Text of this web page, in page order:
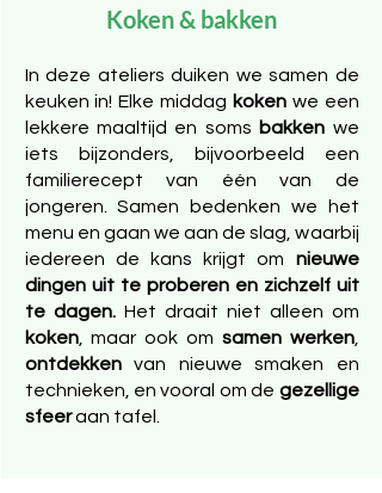
Koken & bakken
In deze ateliers duiken we samen de
keuken in! Elke middag kokenwe een
lekkere maaltijd en soms bakken we
iets bijzonders, bijvoorbeeld een
familierecept van één van de
jongeren. Samen bedenken we het
menu en gaan we aan de slag, waarbij
iedereen de kans krijgt om nieuwe
dingen uit te proberen en zichzelf uit
te dagen.Het draait niet alleen om
koken, maar ook om samen werken,
ontdekkenvan nieuwe smaken en
technieken, en vooral om de gezellige
sfeeraan tafel.